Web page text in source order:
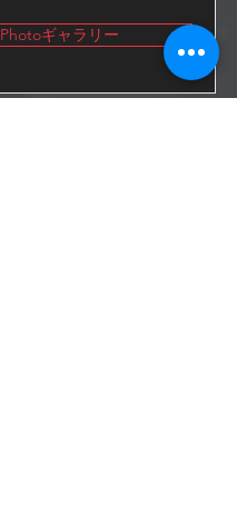
Photoギャラリー